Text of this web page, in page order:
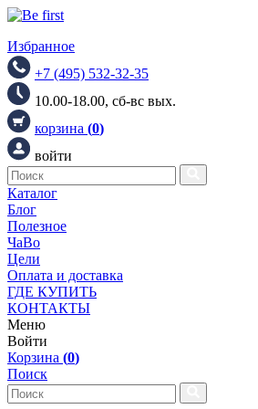
Избранное
+7 (495) 532-32-35
10.00-18.00, сб-вс вых.
корзина (0)
войти
Каталог
Блог
Полезное
ЧаВо
Цели
Оплата и доставка
ГДЕ КУПИТЬ
КОНТАКТЫ
Меню
Войти
Корзина (0)
Поиск